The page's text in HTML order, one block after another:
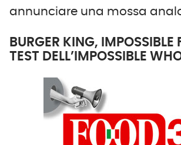
annunciare una mossa
BURGER KING, IMPOSSIBLE
TEST DELL’IMPOSSIBLE